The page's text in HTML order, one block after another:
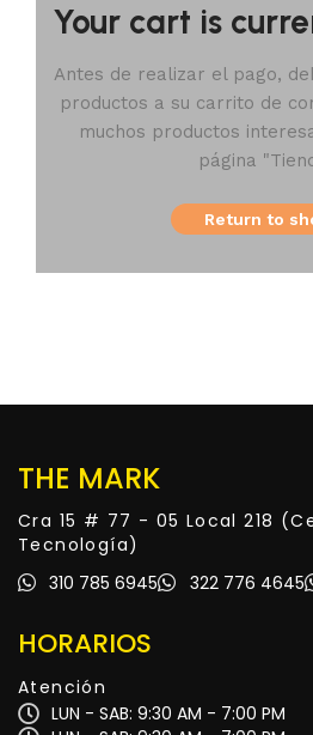
Your cart is
Antes de realizar el pago,
productos a su carrito de
muchos productos
página
Return to
THE MARK
Cra 15 # 77 - 05 Local 218
Tecnología)
310 785 6945
322 776 4645
HORARIOS
Atención
LUN - SAB: 9:30 AM - 7:00 PM